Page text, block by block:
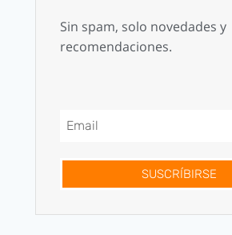
Sin spam, solo novedades y
recomendaciones.
SUSCRÍBIRSE